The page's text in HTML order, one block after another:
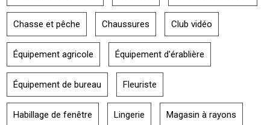
Chasse et pêche Chaussures Club vidéo
Équipement agricole Équipement d'érablière
Équipement de bureau Fleuriste
Habillage de fenêtre Lingerie Magasin à rayons